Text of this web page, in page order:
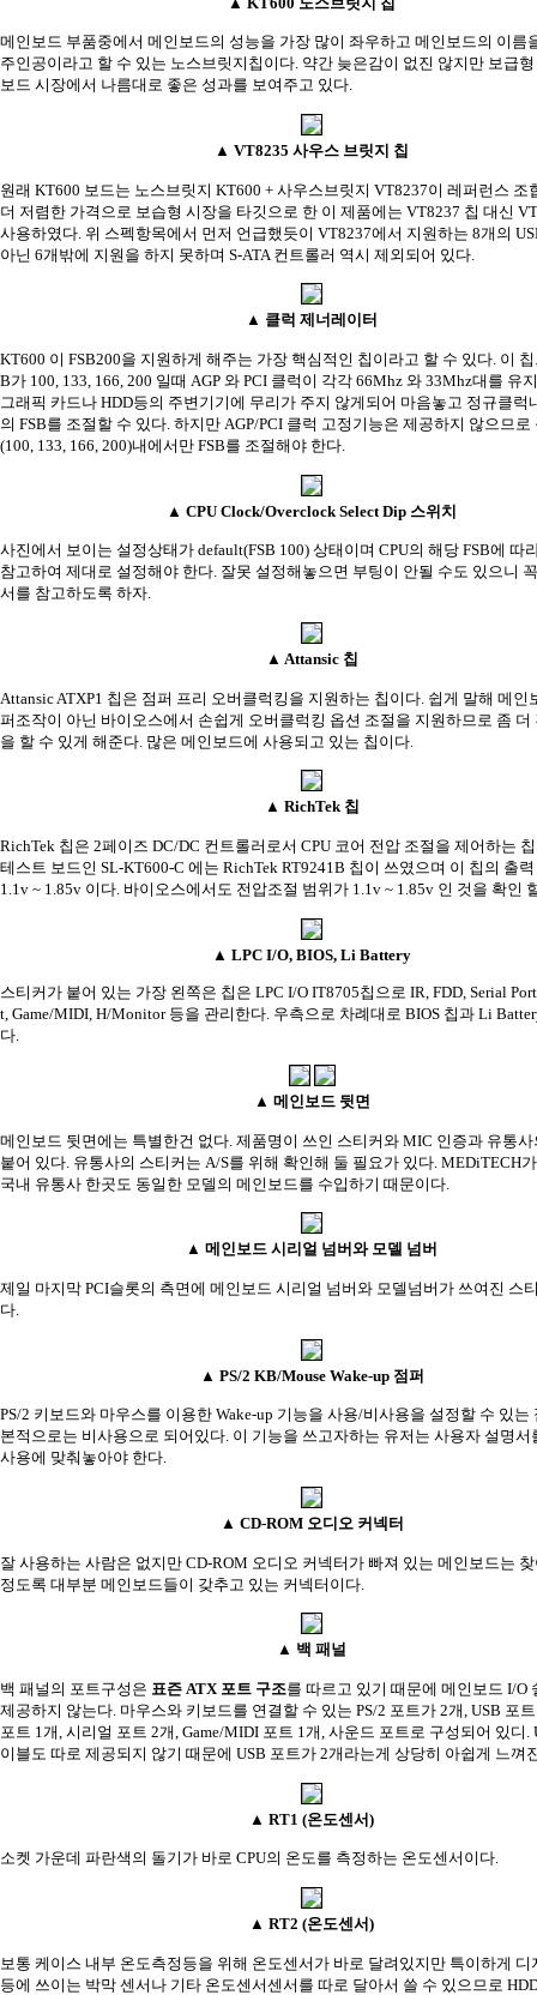
메인보드 부품중에서 메인보드의 성능을 가장 많이 좌우하고 메인보드의 이름
주인공이라고 할 수 있는 노스브릿지칩이다. 약간 늦은감이 없진 않지만 보급
보드 시장에서 나름대로 좋은 성과를 보여주고 있다.
▲ VT8235 사우스 브릿지 칩
원래 KT600 보드는 노스브릿지 KT600 + 사우스브릿지 VT8237이 레퍼런스 조
더 저렴한 가격으로 보습형 시장을 타깃으로 한 이 제품에는 VT8237 칩 대신
사용하였다. 위 스펙항목에서 먼저 언급했듯이 VT8237에서 지원하는 8개의
아닌 6개밖에 지원을 하지 못하며 S-ATA 컨트롤러 역시 제외되어 있다.
▲ 클럭 제너레이터
KT600 이 FSB200을 지원하게 해주는 가장 핵심적인 칩이라고 할 수 있다. 이
B가 100, 133, 166, 200 일때 AGP 와 PCI 클럭이 각각 66Mhz 와 33Mhz대를 유
그래픽 카드나 HDD등의 주변기기에 무리가 주지 않게되어 마음놓고 정규클럭
의 FSB를 조절할 수 있다. 하지만 AGP/PCI 클럭 고정기능은 제공하지 않으므로
(100, 133, 166, 200)내에서만 FSB를 조절해야 한다.
▲ CPU Clock/Overclock Select Dip 스위치
사진에서 보이는 설정상태가 default(FSB 100) 상태이며 CPU의 해당 FSB에 따
참고하여 제대로 설정해야 한다. 잘못 설정해놓으면 부팅이 안될 수도 있으니
서를 참고하도록 하자.
▲ Attansic 칩
Attansic ATXP1 칩은 점퍼 프리 오버클럭킹을 지원하는 칩이다. 쉽게 말해 메인
퍼조작이 아닌 바이오스에서 손쉽게 오버클럭킹 옵션 조절을 지원하므로 좀 더
을 할 수 있게 해준다. 많은 메인보드에 사용되고 있는 칩이다.
▲ RichTek 칩
RichTek 칩은 2페이즈 DC/DC 컨트롤러로서 CPU 코어 전압 조절을 제어하는
테스트 보드인 SL-KT600-C 에는 RichTek RT9241B 칩이 쓰였으며 이 칩의 출
1.1v ~ 1.85v 이다. 바이오스에서도 전압조절 범위가 1.1v ~ 1.85v 인 것을 확인
▲ LPC I/O, BIOS, Li Battery
스티커가 붙어 있는 가장 왼쪽은 칩은 LPC I/O IT8705칩으로 IR, FDD, Serial
t, Game/MIDI, H/Monitor 등을 관리한다. 우측으로 차례대로 BIOS 칩과 Li
다.
▲ 메인보드 뒷면
메인보드 뒷면에는 특별한건 없다. 제품명이 쓰인 스티커와 MIC 인증과 유통
붙어 있다. 유통사의 스티커는 A/S를 위해 확인해 둘 필요가 있다. MEDiTECH
국내 유통사 한곳도 동일한 모델의 메인보드를 수입하기 때문이다.
▲ 메인보드 시리얼 넘버와 모델 넘버
제일 마지막 PCI슬롯의 측면에 메인보드 시리얼 넘버와 모델넘버가 쓰여진 스
다.
▲ PS/2 KB/Mouse Wake-up 점퍼
PS/2 키보드와 마우스를 이용한 Wake-up 기능을 사용/비사용을 설정할 수 있는
본적으로는 비사용으로 되어있다. 이 기능을 쓰고자하는 유저는 사용자 설명서
사용에 맞춰놓아야 한다.
▲ CD-ROM 오디오 커넥터
잘 사용하는 사람은 없지만 CD-ROM 오디오 커넥터가 빠져 있는 메인보드는
정도록 대부분 메인보드들이 갖추고 있는 커넥터이다.
▲ 백 패널
백 패널의 포트구성은 표즌 ATX 포트 구조를 따르고 있기 때문에 메인보드 I/O
제공하지 않는다. 마우스와 키보드를 연결할 수 있는 PS/2 포트가 2개, USB 포
포트 1개, 시리얼 포트 2개, Game/MIDI 포트 1개, 사운드 포트로 구성되어 있디.
이블도 따로 제공되지 않기 때문에 USB 포트가 2개라는게 상당히 아쉽게 느껴
▲ RT1 (온도센서)
소켓 가운데 파란색의 돌기가 바로 CPU의 온도를 측정하는 온도센서이다.
▲ RT2 (온도센서)
보통 케이스 내부 온도측정등을 위해 온도센서가 바로 달려있지만 특이하게 디
등에 쓰이는 박막 센서나 기타 온도센서센서를 따로 달아서 쓸 수 있으므로